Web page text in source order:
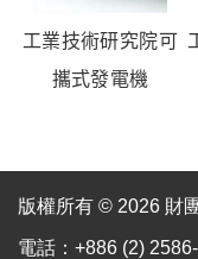
工業技術研究院可
攜式發電機
版權所有 © 2026 財
電話：+886 (2)